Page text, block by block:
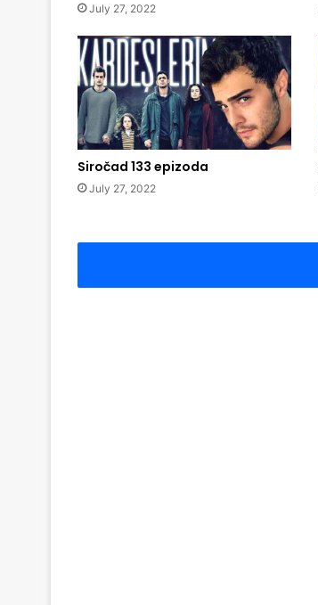
July 27, 2022
Siročad 133 epizoda
July 27, 2022